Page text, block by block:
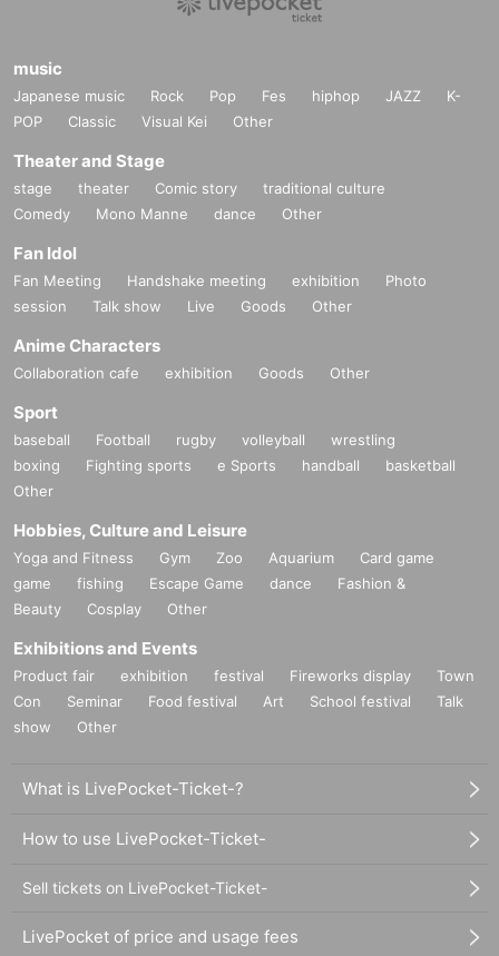
music
Japanese music Rock Pop Fes hiphop JAZZ
K-
POP
Classic Visual Kei Other
Theater and Stage
stage theater Comic story
traditional culture
Comedy
Mono Manne dance Other
Fan Idol
Fan Meeting Handshake meeting exhibition
Photo
session
Talk show Live Goods Other
Anime Characters
Collaboration cafe exhibition Goods Other
Sport
baseball Football rugby volleyball
wrestling
boxing
Fighting sports e Sports handball
basketball
Other
Hobbies, Culture and Leisure
Yoga and Fitness Gym Zoo Aquarium
Card game
game
fishing Escape Game dance
Fashion &
Beauty
Cosplay Other
Exhibitions and Events
Product fair exhibition festival Fireworks display
Town
Con
Seminar Food festival Art School festival
Talk
show
Other
What is LivePocket-Ticket-?
How to use LivePocket-Ticket-
Sell tickets on LivePocket-Ticket-
LivePocket of price and usage fees